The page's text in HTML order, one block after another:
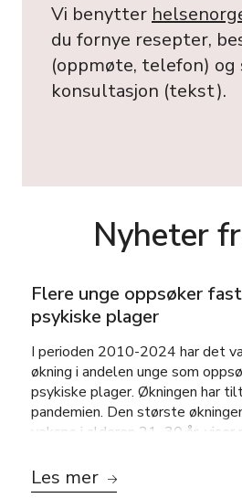
Vi benytter
du fornye resepter,
(oppmøte, telefon)
konsultasjon (tekst).
Nyheter
Flere unge oppsøker
psykiske plager
I perioden 2010-2024 har det
økning i andelen unge som
psykiske plager. Økningen har
pandemien. Den største
voksne i alderen 21–30 år, viser
Les mer